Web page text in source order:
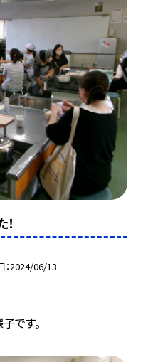
2024/06/13
です。